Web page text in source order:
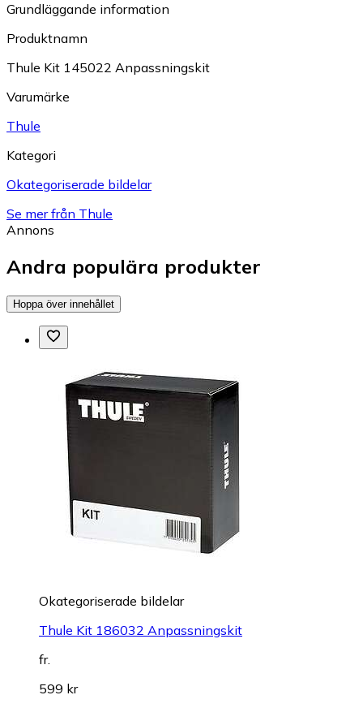
Grundläggande information
Produktnamn
Thule Kit 145022 Anpassningskit
Varumärke
Thule
Kategori
Okategoriserade bildelar
Se mer från Thule
Annons
Andra populära produkter
Hoppa över innehållet
Okategoriserade bildelar
Thule Kit 186032 Anpassningskit
fr.
599 kr